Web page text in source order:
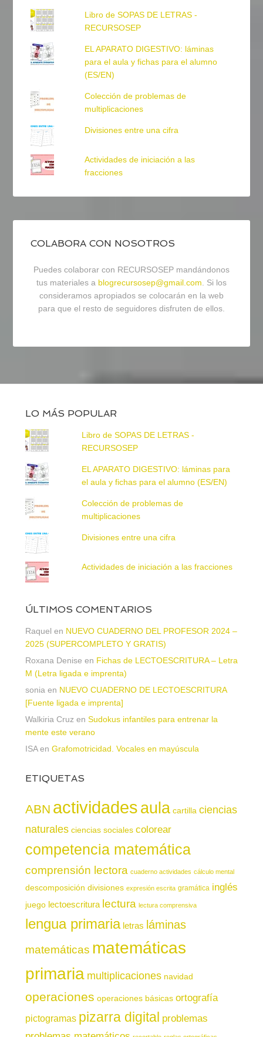
Libro de SOPAS DE LETRAS -
RECURSOSEP
EL APARATO DIGESTIVO: láminas
para el aula y fichas para el alumno
(ES/EN)
Colección de problemas de
multiplicaciones
Divisiones entre una cifra
Actividades de iniciación a las
fracciones
COLABORA CON NOSOTROS
Puedes colaborar con RECURSOSEP mandándonos
tus materiales a blogrecursosep@gmail.com. Si los
consideramos apropiados se colocarán en la web
para que el resto de seguidores disfruten de ellos.
LO MÁS POPULAR
Libro de SOPAS DE LETRAS -
RECURSOSEP
EL APARATO DIGESTIVO: láminas para
el aula y fichas para el alumno (ES/EN)
Colección de problemas de
multiplicaciones
Divisiones entre una cifra
Actividades de iniciación a las fracciones
ÚLTIMOS COMENTARIOS
Raquel en NUEVO CUADERNO DEL PROFESOR 2024 –
2025 (SUPERCOMPLETO Y GRATIS)
Roxana Denise en Fichas de LECTOESCRITURA – Letra
M (Letra ligada e imprenta)
sonia en NUEVO CUADERNO DE LECTOESCRITURA
[Fuente ligada e imprenta]
Walkiria Cruz en Sudokus infantiles para entrenar la
mente este verano
ISAen Grafomotricidad. Vocales en mayúscula
ETIQUETAS
ABN actividadesaula cartilla ciencias
naturales ciencias sociales colorear
competencia matemática
comprensión lectora cuaderno actividades cálculo mental
descomposición divisiones expresión escrita gramática inglés
juego lectoescritura lectura lectura comprensiva
lengua primaria letras láminas
matemáticas matemáticas
primaria multiplicaciones navidad
operaciones operaciones básicas ortografía
pictogramas pizarra digital problemas